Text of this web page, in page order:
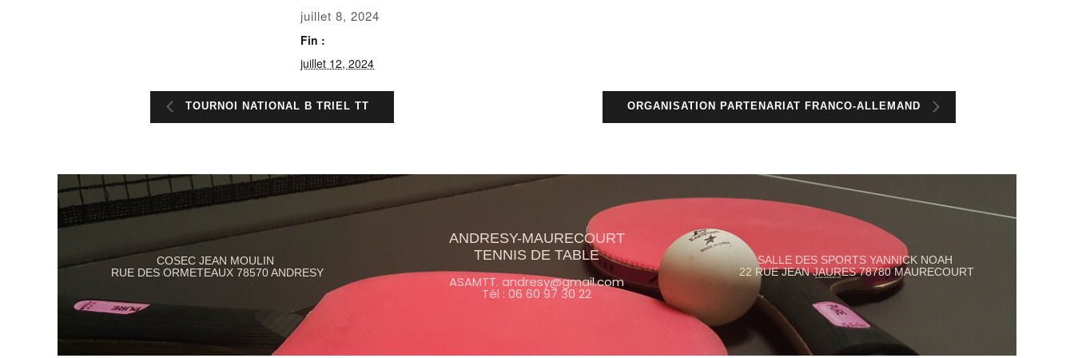
juillet 8, 2024
Fin :
juillet 12, 2024
TOURNOI NATIONAL B TRIEL TT ORGANISATION PARTENARIAT FRANCO-ALLEMAND
COSEC JEAN MOULIN
RUE DES ORMETEAUX 78570 ANDRESY
ANDRESY-MAURECOURT
TENNIS DE TABLE
ASAMTT. andresy@gmail.com
Tél : 06 60 97 30 22
SALLE DES SPORTS YANNICK NOAH
22 RUE JEAN JAURES 78780 MAURECOURT